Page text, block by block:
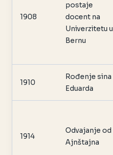
1908
postaje
docent na
Univerzitetu u
Bernu
1910
Rođenje sina
Eduarda
1914
Odvajanje od
Ajnštajna